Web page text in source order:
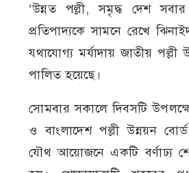
‘উন্নত পল্লী, সমৃদ্ধ দেশ
প্রতিপাদ্যকে সামনে রেখে
যথাযোগ্য মর্যাদায় জাতীয় পল্লী
পালিত হয়েছে।
সোমবার সকালে দিবসটি
ও বাংলাদেশ পল্লী উন্নয়ন
যৌথ আয়োজনে একটি বর্ণাঢ্য